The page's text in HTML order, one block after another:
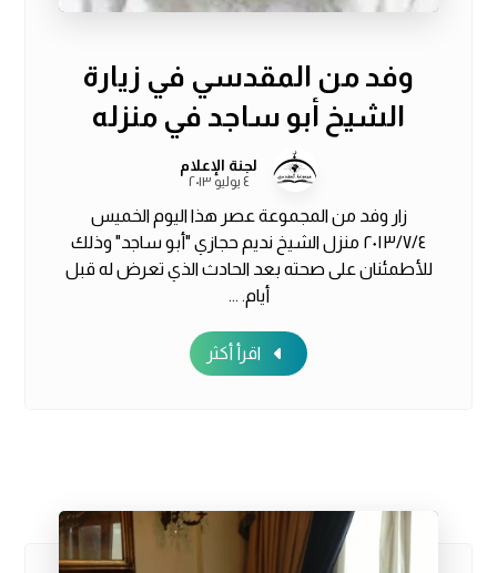
وفد من المقدسي في زيارة
الشيخ أبو ساجد في منزله
لجنة الإعلام
٤ يوليو ٢٠١٣
زار وفد من المجموعة عصر هذا اليوم الخميس
٢٠١٣/٧/٤ منزل الشيخ نديم حجازي "أبو ساجد" وذلك
للأطمئنان على صحته بعد الحادث الذي تعرض له قبل
أيام. ...
اقرأ أكثر